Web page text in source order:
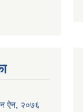
ऐन, २०७६